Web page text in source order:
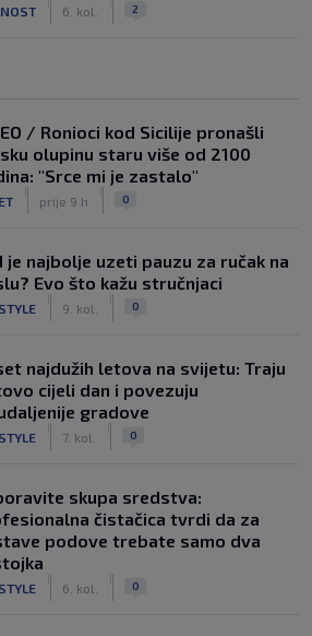
6. kol. 2
/ Ronioci kod Sicilije pronašli
olupinu staru više od 2100
"Srce mi je zastalo"
prije 9 h 0
je najbolje uzeti pauzu za ručak na
Evo što kažu stručnjaci
9. kol. 0
najdužih letova na svijetu: Traju
cijeli dan i povezuju
gradove
7. kol. 0
skupa sredstva:
čistačica tvrdi da za
podove trebate samo dva
6. kol. 0